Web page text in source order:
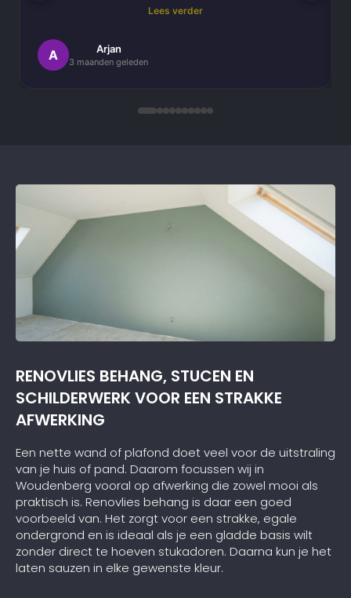
uitgevoerd. Alles is strak afgewerkt en ze werkten
netjes en zorgvuldig, met oog voor detail. .
Lees verder
A Arjan
3 maanden geleden
RENOVLIES BEHANG, STUCEN EN
SCHILDERWERK VOOR EEN STRAKKE
AFWERKING
Een nette wand of plafond doet veel voor de uitstraling
van je huis of pand. Daarom focussen wij in
Woudenberg vooral op afwerking die zowel mooi als
praktisch is. Renovlies behang is daar een goed
voorbeeld van. Het zorgt voor een strakke, egale
ondergrond en is ideaal als je een gladde basis wilt
zonder direct te hoeven stukadoren. Daarna kun je het
laten sauzen in elke gewenste kleur.